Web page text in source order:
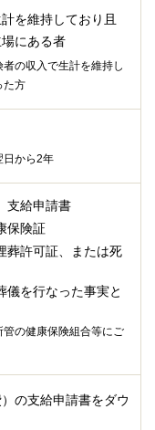
を維持しており且
にある者
の収入で生計を維持し
た方
から2年
支給申請書
保険証
葬許可証、または死
儀を行なった事実と
の健康保険組合等にご
の支給申請書をダウ